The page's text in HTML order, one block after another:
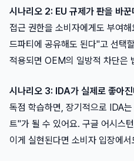
시나리오 2: EU 규제가 판을 바꾼
접근 권한을 소비자에게도 부여
드파티에 공유해도 된다"고 선택
적용되면 OEM의 일방적 차단은
시나리오 3: IDA가 실제로 좋아진
독점 학습하면, 장기적으로 IDA
트"가 될 수 있어요. 구글 어시스
이게 실현된다면 소비자 입장에